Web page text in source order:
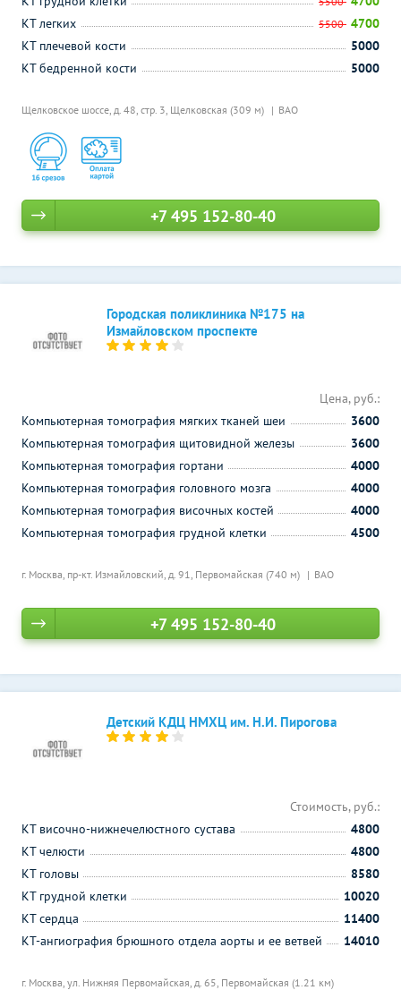
Щелковское шоссе, д. 48, стр. 3, Щелковская (309 м) ВАО
КТ легких
5500 4700
КТ плечевой кости
5000
КТ бедренной кости
5000
+7 495 152-80-40
Городская поликлиника №175 на
Измайловском проспекте
г. Москва, пр-кт. Измайловский, д. 91, Первомайская (740 м) ВАО
Цена, руб.:
Компьютерная томография мягких тканей шеи
3600
Компьютерная томография щитовидной железы
3600
Компьютерная томография гортани
4000
Компьютерная томография головного мозга
4000
Компьютерная томография височных костей
4000
Компьютерная томография грудной клетки
4500
+7 495 152-80-40
Детский КДЦ НМХЦ им. Н.И. Пирогова
г. Москва, ул. Нижняя Первомайская, д. 65, Первомайская (1.21 км)
Стоимость, руб.:
КТ височно-нижнечелюстного сустава
4800
КТ челюсти
4800
КТ головы
8580
КТ грудной клетки
10020
КТ сердца
11400
КТ-ангиография брюшного отдела аорты и ее ветвей
14010